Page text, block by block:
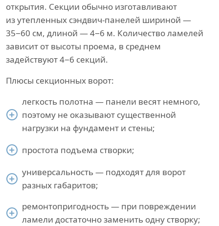
открытия. Секции обычно изготавливают
из утепленных сэндвич-панелей шириной —
35−60 см, длиной — 4−6 м. Количество ламелей
зависит от высоты проема, в среднем
задействуют 4−6 секций.
Плюсы секционных ворот:
легкость полотна — панели весят немного,
поэтому не оказывают существенной
нагрузки на фундамент и стены;
простота подъема створки;
универсальность — подходят для ворот
разных габаритов;
ремонтопригодность — при повреждении
ламели достаточно заменить одну створку;